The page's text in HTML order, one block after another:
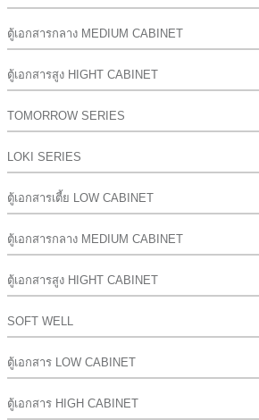
ตู้เอกสารกลาง MEDIUM CABINET
ตู้เอกสารสูง HIGHT CABINET
TOMORROW SERIES
LOKI SERIES
ตู้เอกสารเตี้ย LOW CABINET
ตู้เอกสารกลาง MEDIUM CABINET
ตู้เอกสารสูง HIGHT CABINET
SOFT WELL
ตู้เอกสาร LOW CABINET
ตู้เอกสาร HIGH CABINET